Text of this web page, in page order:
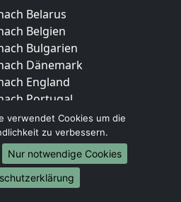
Belarus
Belgien
Bulgarien
Dänemark
England
Portugal
Bosnien
Irland
Lettland
Zypern
verwendet Cookies um die
zu verbessern.
Nur notwendige Cookies